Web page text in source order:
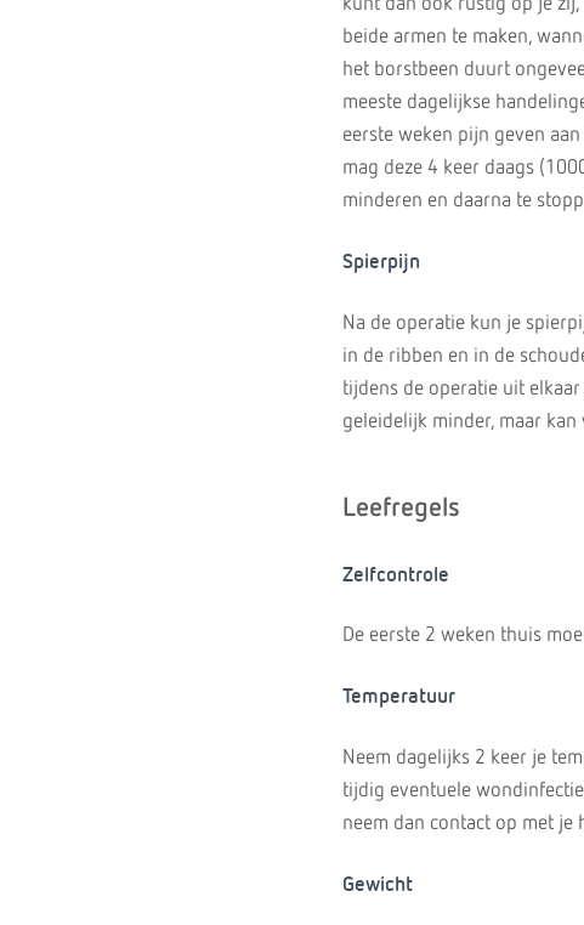
kunt dan ook rustig op je
beide armen te maken,
het borstbeen duurt
meeste dagelijkse
eerste weken pijn geven
mag deze 4 keer daags
minderen en daarna te
Spierpijn
Na de operatie kun je
in de ribben en in de
tijdens de operatie uit
geleidelijk minder, maar
Leefregels
Zelfcontrole
De eerste 2 weken thuis
Temperatuur
Neem dagelijks 2 keer je
tijdig eventuele
neem dan contact op met je
Gewicht